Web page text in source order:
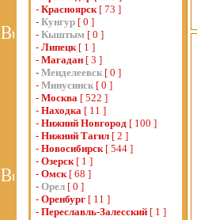
- Красноярск[ 73 ]
- Кунгур [ 0 ]
- Кыштым [ 0 ]
- Липецк[ 1 ]
- Магадан [ 3 ]
- Менделеевск [ 0 ]
- Минусинск [ 0 ]
- Москва [ 522 ]
- Находка [ 11 ]
- Нижний Новгород [ 100 ]
- Нижний Тагил [ 2 ]
- Новосибирск[ 544 ]
- Озерск[ 1 ]
- Омск[ 68 ]
- Орел [ 0 ]
- Оренбург [ 11 ]
- Переславль-Залесский [ 1 ]